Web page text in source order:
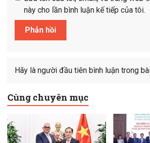
này cho lần bình luận kế tiếp của tôi.
Hãy là người đầu tiên bình luận trong
Cùng chuyên mục